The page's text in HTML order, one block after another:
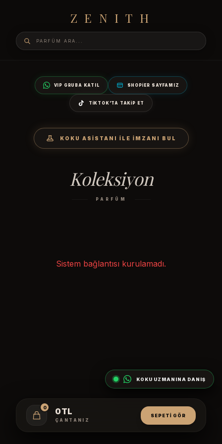
KOKU UZMANINA DANIŞ
ZENITH
VIP GRUBA KATIL SHOPIER SAYFAMIZ
TIKTOK'TA TAKIP ET
KOKU ASISTANI İLE İMZANI BUL
Koleksiyon
PARFÜM
Sistem bağlantısı kurulamadı.
0 0 TL
ÇANTANIZ
SEPETI GÖR